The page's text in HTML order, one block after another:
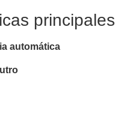
principales
automática